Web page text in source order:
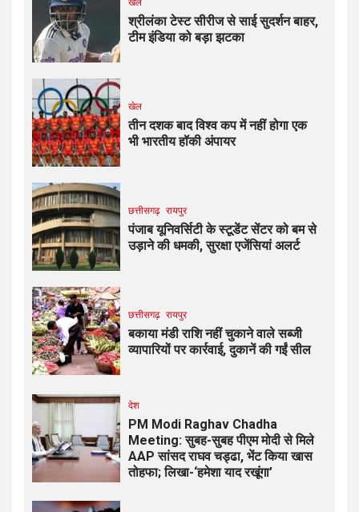
श्रीलंका टेस्ट सीरीज से साई सुदर्शन बाहर,
टीम इंडिया को बड़ा झटका
खेल
तीन दशक बाद विश्व कप में नहीं होगा एक
भी भारतीय हॉकी अंपायर
छत्तीसगढ़ रायपुर
पंजाब यूनिवर्सिटी के स्टूडेंट सेंटर को बम से
उड़ाने की धमकी, सुरक्षा एजेंसियां अलर्ट
छत्तीसगढ़ रायपुर
बकाया मंडी राशि नहीं चुकाने वाले सब्जी
व्यापारियों पर कार्रवाई, दुकानें की गईं सील
देश
PM Modi Raghav Chadha
Meeting: सुबह-सुबह पीएम मोदी से मिले
AAP सांसद राघव चड्ढा, भेंट किया खास
तोहफा; लिखा-‘हमेशा याद रखूंगा’